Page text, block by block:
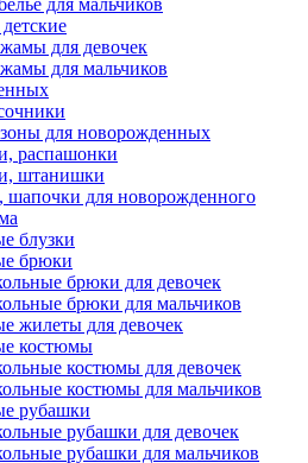
для мальчиков
для девочек
для мальчиков
для новорожденных
распашонки
штанишки
шапочки для новорожденного
блузки
брюки
брюки для девочек
брюки для мальчиков
жилеты для девочек
костюмы
костюмы для девочек
костюмы для мальчиков
рубашки
рубашки для девочек
рубашки для мальчиков